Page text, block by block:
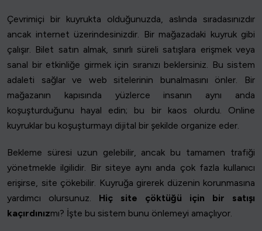
Çevrimiçi bir kuyrukta olduğunuzda, aslında sıradasınızdır
ancak internet üzerindesinizdir. Bir mağazadaki kuyruk gibi
çalışır. Bilet satın almak, sınırlı süreli satışlara erişmek veya
sanal bir etkinliğe girmek için sıranızı beklersiniz. Bu sistem
adaleti sağlar ve web sitelerinin bunalmasını önler. Bir
mağazanın kapısında yüzlerce insanın aynı anda
koşuşturduğunu hayal edin; bu bir kaos olurdu. Online
kuyruklar bu koşuşturmayı dijital bir şekilde organize eder.
Bekleme süresi uzun gelebilir, ancak bu tamamen trafiği
yönetmekle ilgilidir. Bir siteye aynı anda çok fazla kullanıcı
erişirse, site çökebilir. Kuyruğa girerek düzenin korunmasına
yardımcı olursunuz. Hiç site çöktüğü için bir satışı
kaçırdınızmı? İşte bu sistem bunu önlemeyi amaçlıyor.